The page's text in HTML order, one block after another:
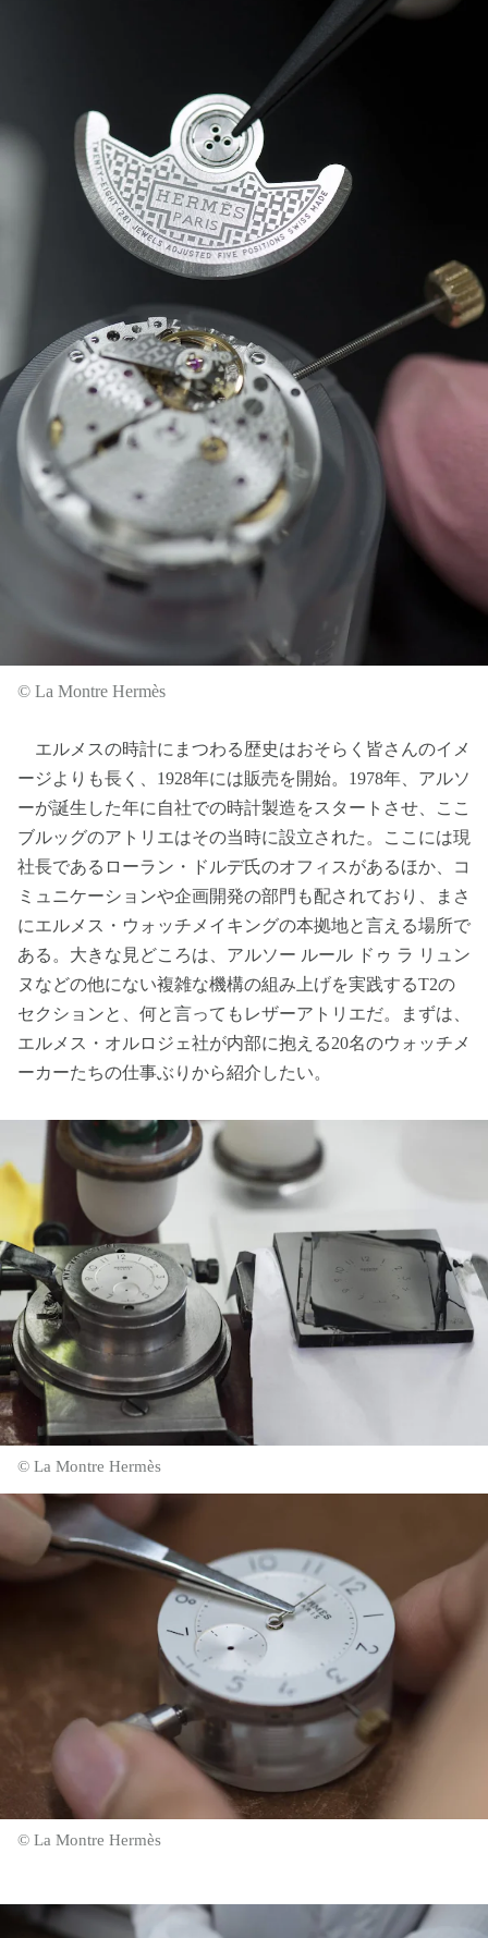
© La Montre Hermès
エルメスの時計にまつわる歴史はおそらく皆さんのイメ
ージよりも長く、1928年には販売を開始。1978年、アルソ
ーが誕生した年に自社での時計製造をスタートさせ、ここ
ブルッグのアトリエはその当時に設立された。ここには現
社長であるローラン・ドルデ氏のオフィスがあるほか、コ
ミュニケーションや企画開発の部門も配されており、まさ
にエルメス・ウォッチメイキングの本拠地と言える場所で
ある。大きな見どころは、アルソー ルール ドゥ ラ リュン
ヌなどの他にない複雑な機構の組み上げを実践するT2の
セクションと、何と言ってもレザーアトリエだ。まずは、
エルメス・オルロジェ社が内部に抱える20名のウォッチメ
ーカーたちの仕事ぶりから紹介したい。
© La Montre Hermès
© La Montre Hermès